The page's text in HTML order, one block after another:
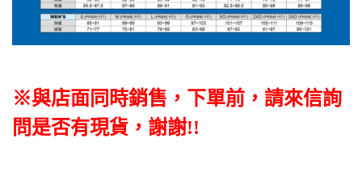
※與店面同時銷售，下單前，請來信詢
問是否有現貨，謝謝!!